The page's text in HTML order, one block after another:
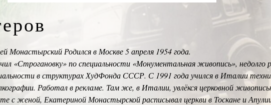
Монастырский Родился в Москве 5 апреля 1954 года.
«Строгановку» по специальности «Монументальная живопись», недолго
в структурах ХудФонда СССР. С 1991 года учился в Италии
Работал в рекламе. Там же, в Италии, увлёкся церковной
с женой, Екатериной Монастырской расписывал церкви в Тоскане и